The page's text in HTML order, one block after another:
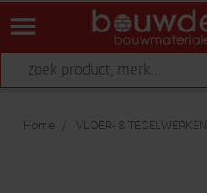
menu
Home VLOER- & TEGELWERKEN